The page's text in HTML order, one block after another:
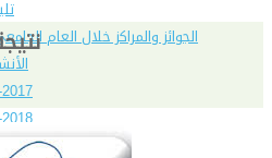
الجوائز والمراكز خلال العام الجامعى 2019-